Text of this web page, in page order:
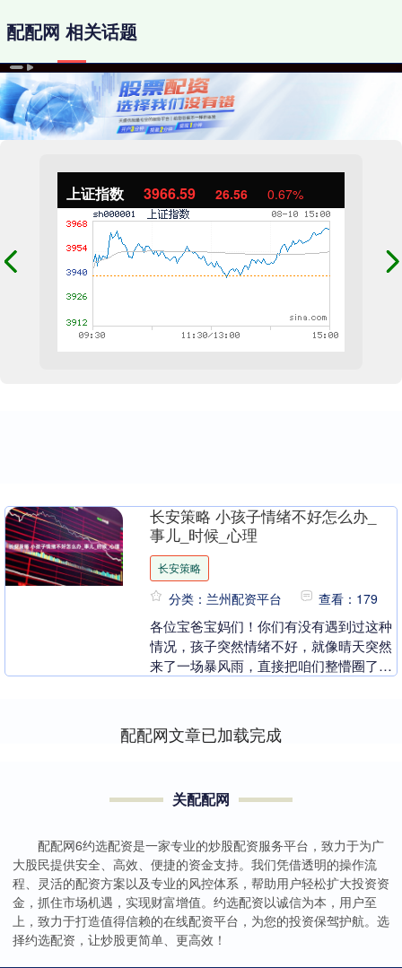
上证指数 3966.59 26.56 0.67%
配配网 相关话题
长安策略 小孩子情绪不好怎么办_
事儿_时候_心理
长安策略
分类：兰州配资平台 查看：179
各位宝爸宝妈们！你们有没有遇到过这种
情况，孩子突然情绪不好，就像晴天突然
来了一场暴风雨，直接把咱们整懵圈了。
配配网文章已加载完成
关配配网
配配网6约选配资是一家专业的炒股配资服务平台，致力于为广
大股民提供安全、高效、便捷的资金支持。我们凭借透明的操作流
程、灵活的配资方案以及专业的风控体系，帮助用户轻松扩大投资资
金，抓住市场机遇，实现财富增值。约选配资以诚信为本，用户至
上，致力于打造值得信赖的在线配资平台，为您的投资保驾护航。选
择约选配资，让炒股更简单、更高效！